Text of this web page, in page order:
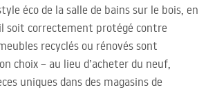
éco de la salle de bains sur le bois, en
soit correctement protégé contre
recyclés ou rénovés sont
choix – au lieu d’acheter du neuf,
uniques dans des magasins de